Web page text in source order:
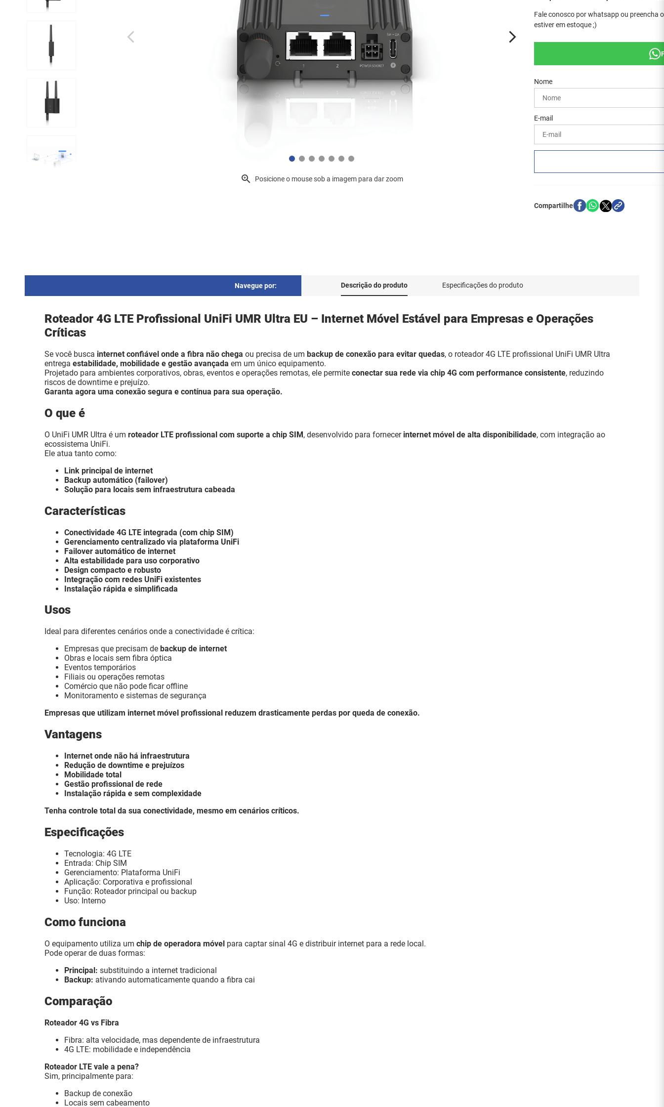
Posicione o mouse sob a imagem para dar zoom
Fale conosco por whatsapp ou preencha
estiver em estoque ;)
Navegue por: Descrição do produto Especificações do produto
Roteador 4G LTE Profissional UniFi UMR Ultra EU – Internet Móvel Estável para Empresas e Operações
Críticas
Se você busca internet confiável onde a fibra não chega ou precisa de um backup de conexão para evitar quedas, o roteador 4G LTE profissional UniFi UMR Ultra
entrega estabilidade, mobilidade e gestão avançada em um único equipamento.
Projetado para ambientes corporativos, obras, eventos e operações remotas, ele permite conectar sua rede via chip 4G com performance consistente, reduzindo
riscos de downtime e prejuízo.
Garanta agora uma conexão segura e contínua para sua operação.
O que é
O UniFi UMR Ultra é um roteador LTE profissional com suporte a chip SIM, desenvolvido para fornecer internet móvel de alta disponibilidade, com integração ao
ecossistema UniFi.
Ele atua tanto como:
Link principal de internet
Backup automático (failover)
Solução para locais sem infraestrutura cabeada
Características
Conectividade 4G LTE integrada (com chip SIM)
Gerenciamento centralizado via plataforma UniFi
Failover automático de internet
Alta estabilidade para uso corporativo
Design compacto e robusto
Integração com redes UniFi existentes
Instalação rápida e simplificada
Usos
Ideal para diferentes cenários onde a conectividade é crítica:
Empresas que precisam de backup de internet
Obras e locais sem fibra óptica
Eventos temporários
Filiais ou operações remotas
Comércio que não pode ficar offline
Monitoramento e sistemas de segurança
Empresas que utilizam internet móvel profissional reduzem drasticamente perdas por queda de conexão.
Vantagens
Internet onde não há infraestrutura
Redução de downtime e prejuízos
Mobilidade total
Gestão profissional de rede
Instalação rápida e sem complexidade
Tenha controle total da sua conectividade, mesmo em cenários críticos.
Especificações
Tecnologia: 4G LTE
Entrada: Chip SIM
Gerenciamento: Plataforma UniFi
Aplicação: Corporativa e profissional
Função: Roteador principal ou backup
Uso: Interno
Como funciona
O equipamento utiliza um chip de operadora móvel para captar sinal 4G e distribuir internet para a rede local.
Pode operar de duas formas:
Principal: substituindo a internet tradicional
Backup: ativando automaticamente quando a fibra cai
Comparação
Roteador 4G vs Fibra
Fibra: alta velocidade, mas dependente de infraestrutura
4G LTE: mobilidade e independência
Roteador LTE vale a pena?
Sim, principalmente para:
Backup de conexão
Locais sem cabeamento